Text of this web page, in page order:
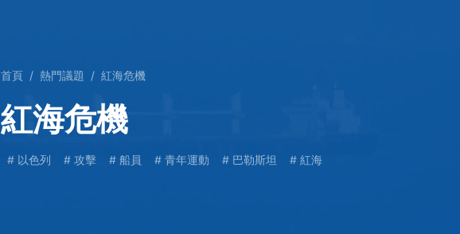
首頁 熱門議題 紅海危機
紅海危機
以色列 攻擊 船員 青年運動 巴勒斯坦 紅海